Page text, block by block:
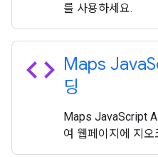
를 사용하세요.
code Maps Java
딩
Maps JavaScript
여 웹페이지에 지